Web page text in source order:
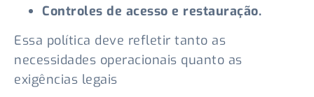
Controles de acesso e restauração.
Essa política deve refletir tanto as
necessidades operacionais quanto as
exigências legais